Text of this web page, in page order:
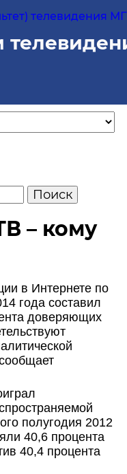
телевидения
– кому
в Интернете по
года составил
доверяющих
полугодия 2012
40,6 процента
40,4 процента